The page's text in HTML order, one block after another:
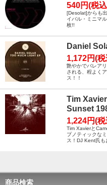
540円(税
[Desolat]からも
イバル・ミニマ
枚!!
Daniel
1,172円(税
艶やかでバレア
される、程よく
ス！！
Tim
Sunset
1,224円(税
Tim Xavierと
プノティックな
ス！DJ Kent氏も
商品検索